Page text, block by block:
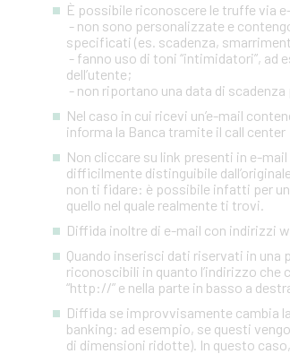
È possibile riconoscere le truffe via
- non sono personalizzate e
specificati (es. scadenza,
- fanno uso di toni “intimidatori”, ad
dell’utente;
- non riportano una data di scadenza
Nel caso in cui ricevi un’e-mail
informa la Banca tramite il call center
Non cliccare su link presenti in e-
difficilmente distinguibile
non ti fidare: è possibile infatti per
quello nel quale realmente ti trovi.
Diffida inoltre di e-mail con indirizzi
Quando inserisci dati riservati in
riconoscibili in quanto l’indirizzo che
“http://” e nella parte in basso a
Diffida se improvvisamente cambia
banking: ad esempio, se questi
di dimensioni ridotte). In questo